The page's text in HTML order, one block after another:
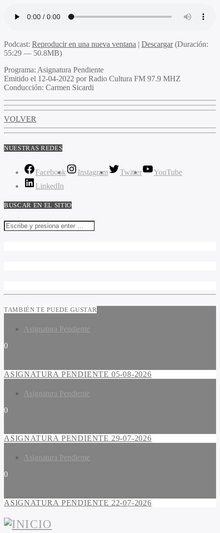
Podcast: Reproducir en una nueva ventana | Descargar(Duración:
55:29 — 50.8MB)
Programa: Asignatura Pendiente
Emitido el 12-04-2022 por Radio Cultura FM 97.9 MHZ
Conducción: Carmen Sicardi
VOLVER
NUESTRAS REDES
Facebook Instagram Twitter
YouTube
LinkedIn
BUSCAR EN EL SITIO
TAMBIÉN TE PUEDE GUSTAR
Asignatura Pendiente
0
ASIGNATURA PENDIENTE 05-08-2026
Asignatura Pendiente
0
ASIGNATURA PENDIENTE 29-07-2026
Asignatura Pendiente
0
ASIGNATURA PENDIENTE 22-07-2026